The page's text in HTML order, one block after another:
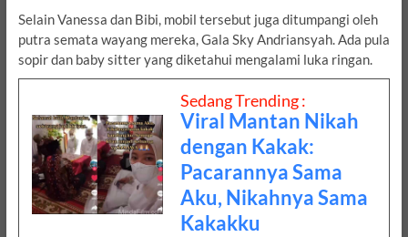
Selain Vanessa dan Bibi, mobil tersebut juga ditumpangi oleh
putra semata wayang mereka, Gala Sky Andriansyah. Ada pula
sopir dan baby sitter yang diketahui mengalami luka ringan.
Sedang Trending :
Viral Mantan Nikah
dengan Kakak:
Pacarannya Sama
Aku, Nikahnya Sama
Kakakku